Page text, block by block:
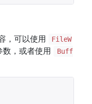
，可以使用
FileW
数，或者使用
Buff